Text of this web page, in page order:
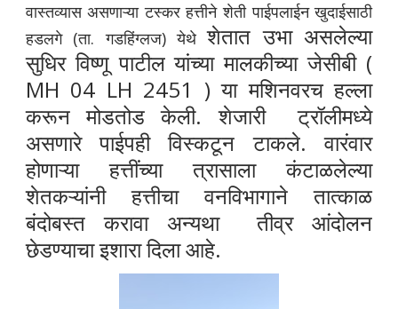
वास्तव्यास असणाऱ्या टस्कर हत्तीने शेती पाईपलाईन खुदाईसाठी
हडलगे (ता. गडहिंग्लज) येथेशेतात उभा असलेल्या
सुधिर विष्णू पाटील यांच्या मालकीच्या जेसीबी (
MH 04 LH 2451 ) या मशिनवरच हल्ला
करून मोडतोड केली. शेजारी ट्रॉलीमध्ये
असणारे पाईपही विस्कटून टाकले. वारंवार
होणाऱ्या हत्तींच्या त्रासाला कंटाळलेल्या
शेतकऱ्यांनी हत्तीचा वनविभागाने तात्काळ
बंदोबस्त करावा अन्यथा तीव्र आंदोलन
छेडण्याचा इशारा दिला आहे.